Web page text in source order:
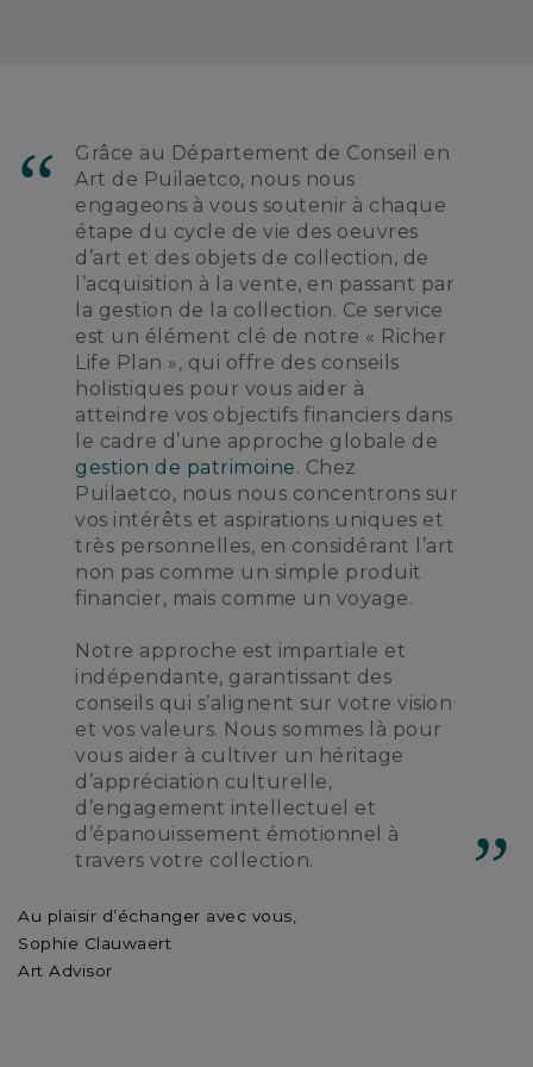
Grâce au Département de Conseil en
Art de Puilaetco, nous nous
engageons à vous soutenir à chaque
étape du cycle de vie des oeuvres
d’art et des objets de collection, de
l’acquisition à la vente, en passant par
la gestion de la collection. Ce service
est un élément clé de notre « Richer
Life Plan », qui offre des conseils
holistiques pour vous aider à
atteindre vos objectifs financiers dans
le cadre d’une approche globale de
gestion de patrimoine. Chez
Puilaetco, nous nous concentrons sur
vos intérêts et aspirations uniques et
très personnelles, en considérant l’art
non pas comme un simple produit
financier, mais comme un voyage.
Notre approche est impartiale et
indépendante, garantissant des
conseils qui s’alignent sur votre vision
et vos valeurs. Nous sommes là pour
vous aider à cultiver un héritage
d’appréciation culturelle,
d’engagement intellectuel et
d’épanouissement émotionnel à
travers votre collection.
Au plaisir d’échanger avec vous,
Sophie Clauwaert
Art Advisor